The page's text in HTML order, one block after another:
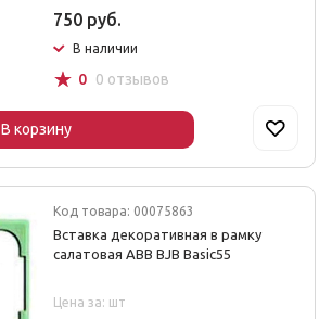
750 руб.
В наличии
☆ 0 0 отзывов
В корзину
Код товара: 00075863
Вставка декоративная в рамку
салатовая ABB BJB Basic55
Цена за: шт